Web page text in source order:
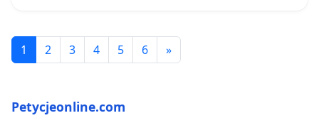
1 2 3 4 5 6 »
Petycjeonline.com